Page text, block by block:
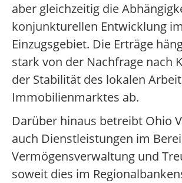
aber gleichzeitig die
konjunkturellen Entwicklung
Einzugsgebiet. Die Erträge
stark von der Nachfrage nach
der Stabilität des lokalen
Immobilienmarktes ab.
Darüber hinaus betreibt Ohio
auch Dienstleistungen im
Vermögensverwaltung und
soweit dies im